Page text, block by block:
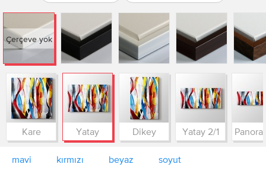
Çerçeve yok
Kare Yatay Dikey Yatay 2/1
mavi kırmızı beyaz soyut